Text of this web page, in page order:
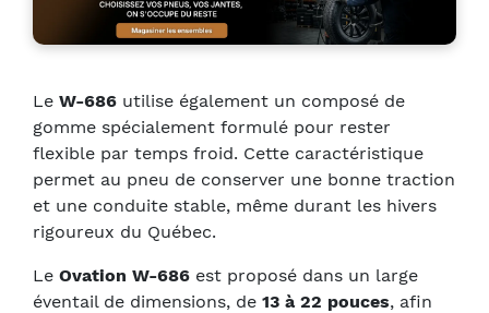
Le W-686 utilise également un composé de
gomme spécialement formulé pour rester
flexible par temps froid. Cette caractéristique
permet au pneu de conserver une bonne traction
et une conduite stable, même durant les hivers
rigoureux du Québec.
Le Ovation W-686 est proposé dans un large
éventail de dimensions, de 13 à 22 pouces, afin